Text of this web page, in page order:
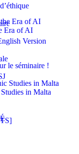
Version
Era of AI
le séminaire !
in Malta